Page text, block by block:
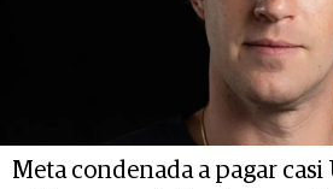
Meta condenada a pagar casi